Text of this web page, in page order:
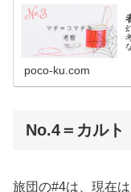
poco-ku.com
No.4＝カルト
旅団の#4は、現在